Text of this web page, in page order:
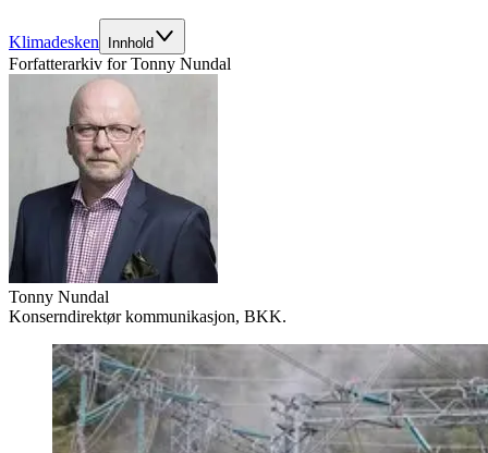
Klimadesken Innhold
Forfatterarkiv forTonny Nundal
Tonny Nundal
Konserndirektør kommunikasjon, BKK.